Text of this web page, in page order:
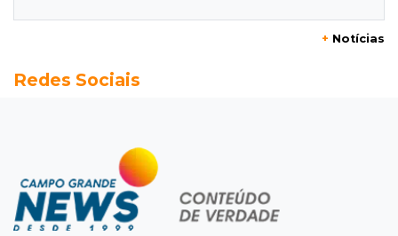
Caminhão envolvido em acidente com 4
Pagará indenização
Homem que atacou ex com motosserra na
frente da filha é condenado
+ Notícias
Redes Sociais